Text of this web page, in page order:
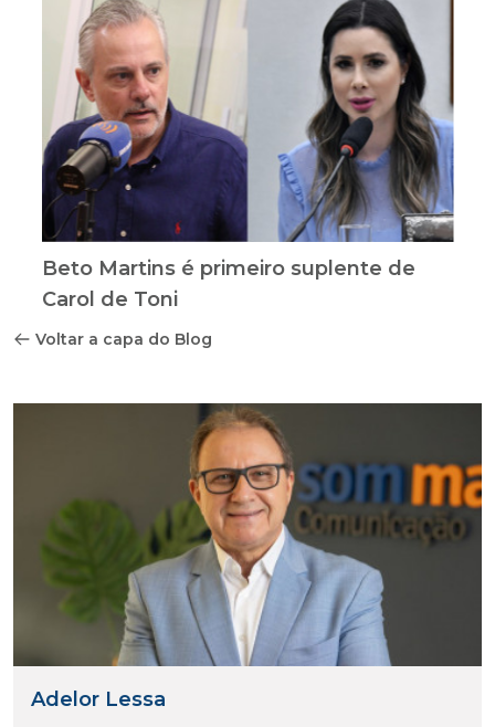
Beto Martins é primeiro suplente de
Carol de Toni
Voltar a capa do Blog
Adelor Lessa